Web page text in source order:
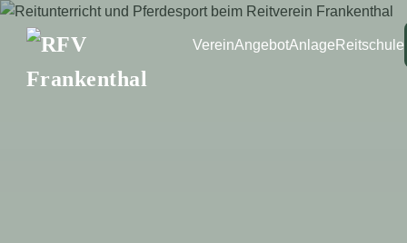
VereinAngebotAnlage Reitschule